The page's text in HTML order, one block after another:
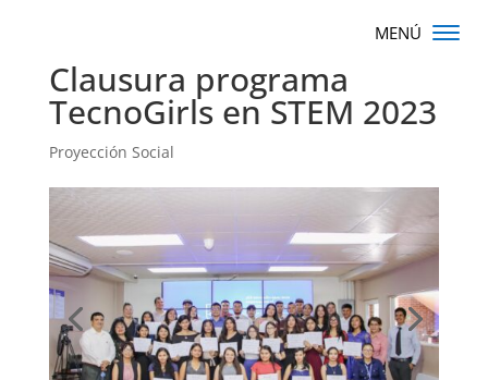
Clausura programa
TecnoGirls en STEM 2023
Proyección Social